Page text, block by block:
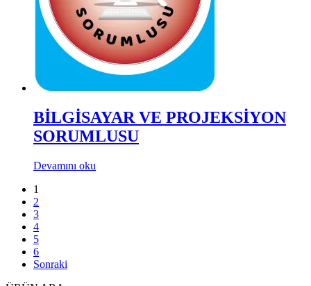
BİLGİSAYAR VE PROJEKSİYON
SORUMLUSU
Devamını oku
1
2
3
4
5
6
Sonraki